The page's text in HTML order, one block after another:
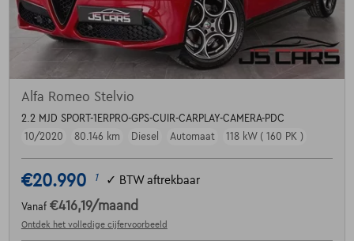
Alfa Romeo Stelvio
2.2 MJD SPORT-1ERPRO-GPS-CUIR-CARPLAY-CAMERA-PDC
10/2020
80.146 km Diesel Automaat 118 kW ( 160 PK )
€20.990 1 ✓ BTW aftrekbaar
Vanaf €416,19/maand
Ontdek het volledige cijfervoorbeeld